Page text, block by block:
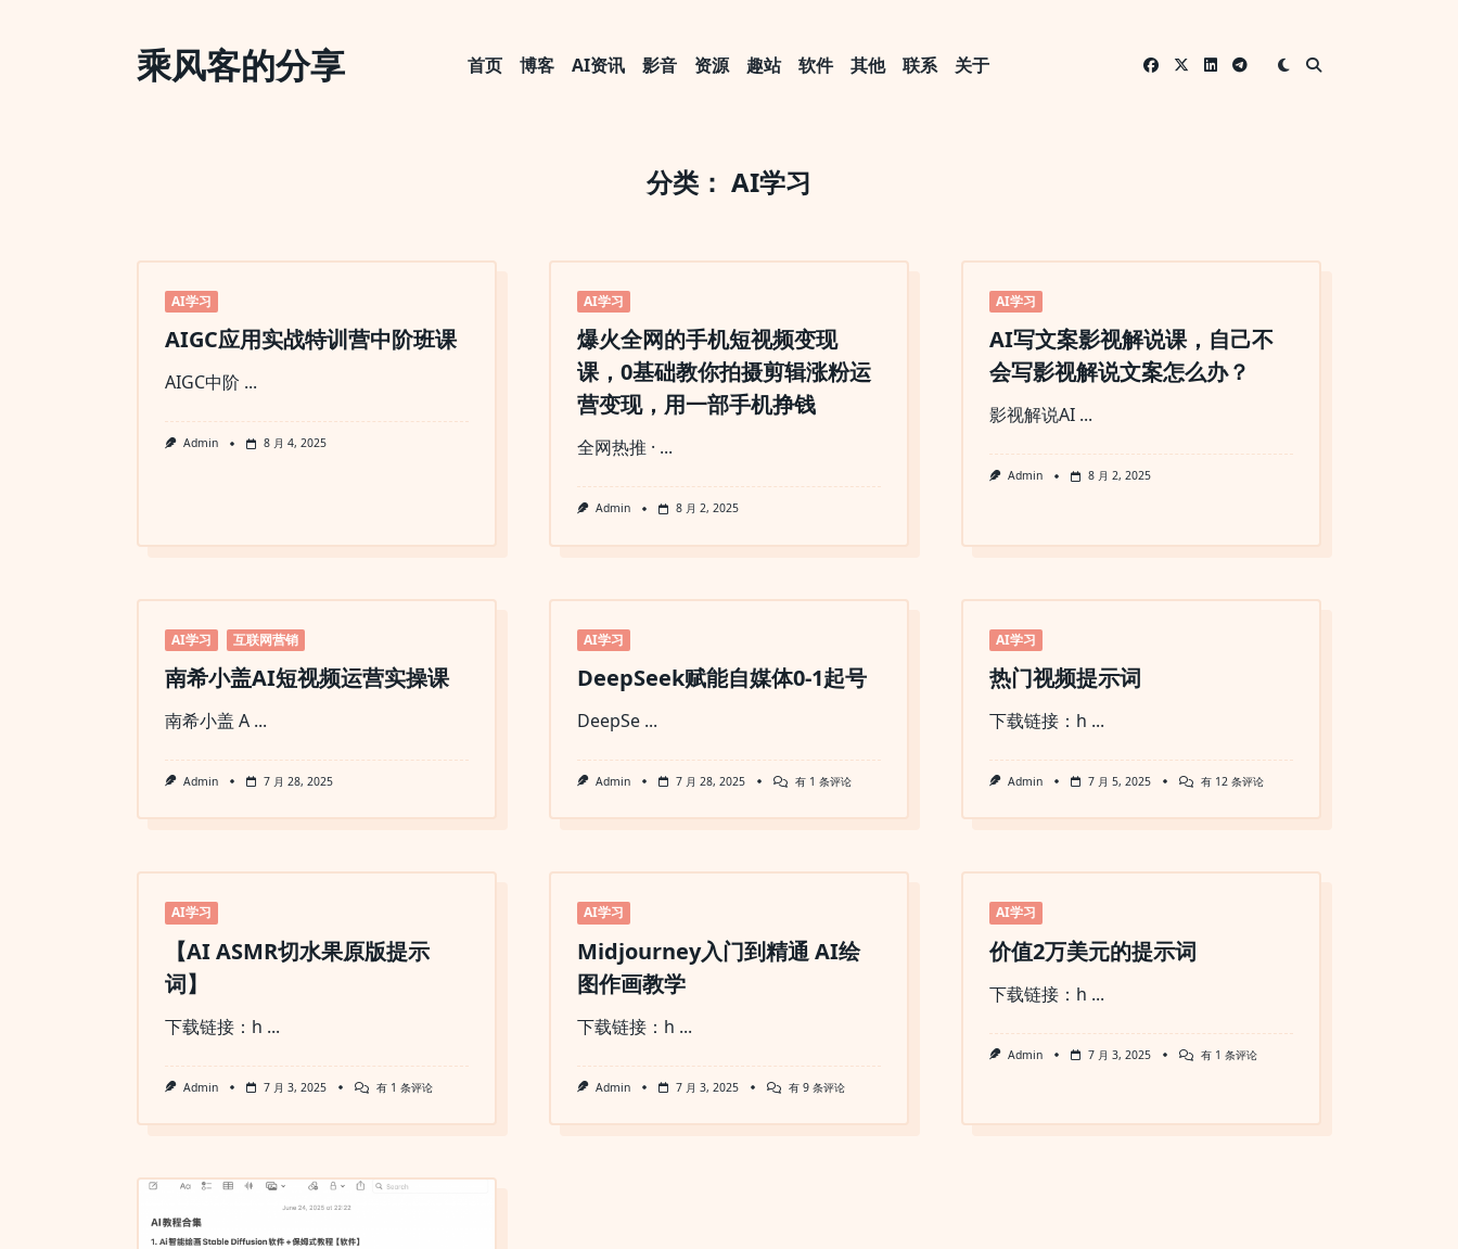
乘风客的分享 首页 博客 AI资讯 影音 资源 趣站 软件 其他 联系 关于
分类： AI学习
AI学习
AIGC应用实战特训营中阶班课
AIGC中阶 ...
Admin 8 月 4, 2025
AI学习
爆火全网的手机短视频变现
课，0基础教你拍摄剪辑涨粉运
营变现，用一部手机挣钱
全网热推 · ...
Admin 8 月 2, 2025
AI学习
AI写文案影视解说课，自己不
会写影视解说文案怎么办？
影视解说AI ...
Admin 8 月 2, 2025
AI学习 互联网营销
南希小盖AI短视频运营实操课
南希小盖 A ...
Admin 7 月 28, 2025
AI学习
DeepSeek赋能自媒体0-1起号
DeepSe ...
Admin 7 月 28, 2025
DeepSeek
0-
有 1 条评论
AI学习
热门视频提示词
下载链接：h ...
Admin 7 月 5, 2025
热
词
有 12 条评论
AI学习
【AI ASMR切水果原版提示
词】
下载链接：h ...
Admin 7 月 3, 2025
【AI
版
有 1 条评论
AI学习
Midjourney入门到精通 AI绘
图作画教学
下载链接：h ...
Admin 7 月 3, 2025
Midjourney
有 9 条评论
AI学习
价值2万美元的提示词
下载链接：h ...
Admin 7 月 3, 2025
价
有 1 条评论